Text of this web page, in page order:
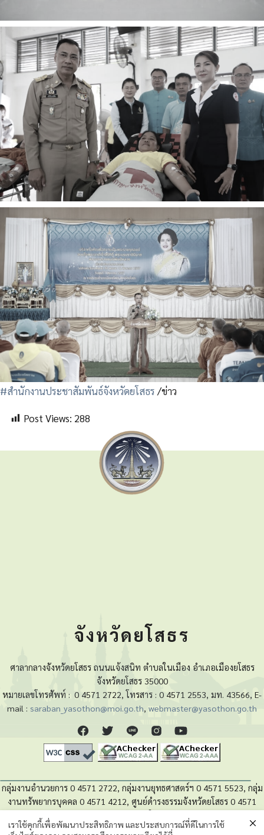
#สำนักงานประชาสัมพันธ์จังหวัดยโสธร /ข่าว
Post Views: 288
จังหวัดยโสธร
ศาลากลางจังหวัดยโสธร ถนนแจ้งสนิท ตำบลในเมือง อำเภอเมืองยโสธร
จังหวัดยโสธร 35000
หมายเลขโทรศัพท์ : 0 4571 2722, โทรสาร : 0 4571 2553, มท. 43566, E-
mail : saraban_yasothon@moi.go.th webmaster@yasothon.go.th
กลุ่มงานอำนวยการ 0 4571 2722, กลุ่มงานยุทธศาสตร์ฯ 0 4571 5523, กลุ่ม
งานทรัพยากรบุคคล 0 4571 4212, ศูนย์ดำรงธรรมจังหวัดยโสธร 0 4571
เราใช้คุกกี้เพื่อพัฒนาประสิทธิภาพ และประสบการณ์ที่ดีในการใช้